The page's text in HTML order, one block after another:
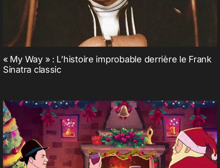
« My Way » : L’histoire improbable derrière le Frank
Sinatra classic